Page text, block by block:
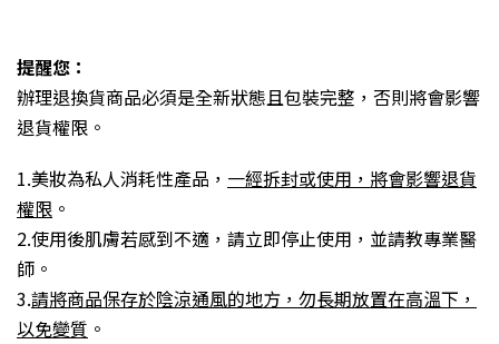
提醒您：
辦理退換貨商品必須是全新狀態且包裝完整，否則將會影響
退貨權限。
1.美妝為私人消耗性產品， 一經拆封或使用，將會影響退貨
權限 。
2.使用後肌膚若感到不適，請立即停止使用，並請教專業醫
師。
3.請將商品保存於陰涼通風的地方，勿長期放置在高溫下，
以免變質 。